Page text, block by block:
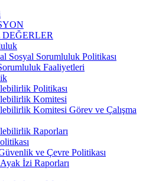
Sosyal Sorumluluk Politikası
Faaliyetleri
Politikası
Komitesi
Komitesi Görev ve Çalışma
Raporları
ve Çevre Politikası
İzi Raporları